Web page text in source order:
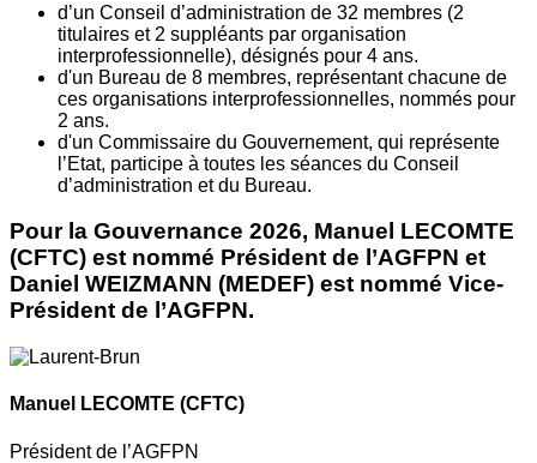
d’un Conseil d’administration de 32 membres (2
titulaires et 2 suppléants par organisation
interprofessionnelle), désignés pour 4 ans.
d'un Bureau de 8 membres, représentant chacune de
ces organisations interprofessionnelles, nommés pour
2 ans.
d'un Commissaire du Gouvernement, qui représente
l’Etat, participe à toutes les séances du Conseil
d’administration et du Bureau.
Pour la Gouvernance 2026, Manuel LECOMTE
(CFTC) est nommé Président de l’AGFPN et
Daniel WEIZMANN (MEDEF) est nommé Vice-
Président de l’AGFPN.
Manuel LECOMTE (CFTC)
Président de l’AGFPN